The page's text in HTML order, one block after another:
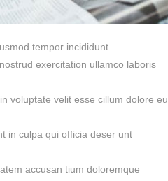
tempor incididunt
exercitation ullamco laboris
voluptate velit esse cillum dolore eu
in culpa qui officia deser unt
accusan tium doloremque